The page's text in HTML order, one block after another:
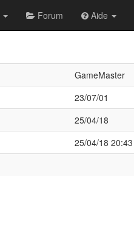
Forum Aide
GameMaster
23/07/01
25/04/18
25/04/18 20:43